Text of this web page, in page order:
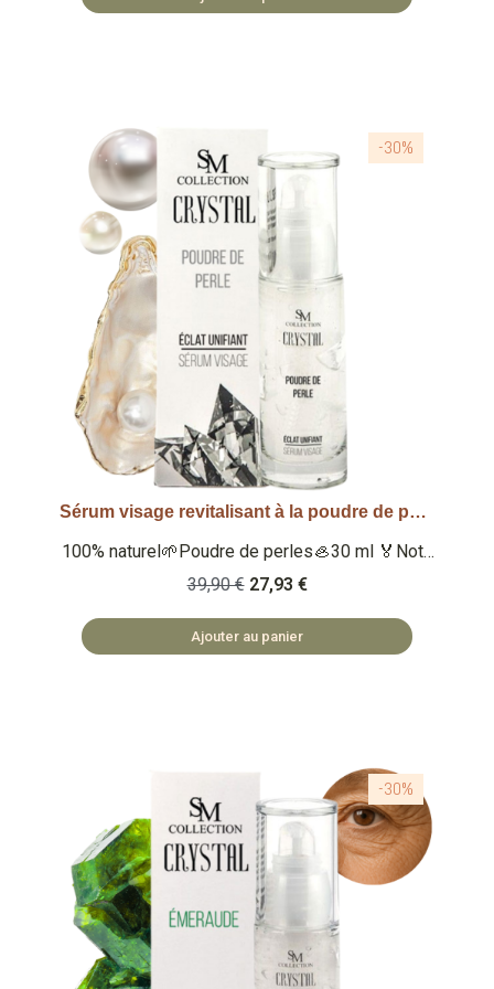
Aperçu rapide
-30%
Sérum visage revitalisant à la poudre de perle
100% naturel🌱Poudre de perles🦪30 ml 🏅Note
Yuka : 100/100 🏅 Note Inci Beauty 20/20
Qu'est-ce que c'est ? Un sérum 100% naturel à la
poudre de perle et à l'huile de noyau d'abricot.
Enrichi en beurre de karité et de cacao. 🏡
39,90 € 27,93 €
Ajouter au panier
-30%